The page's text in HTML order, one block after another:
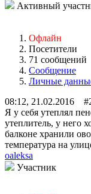
Активный
Офлайн
Посетители
71 сообщений
Сообщение
Личные
08:12, 21.02.2016
Я у себя утеплял
утеплитель, у него
балконе хранили
температура на
oaleksa
Участник